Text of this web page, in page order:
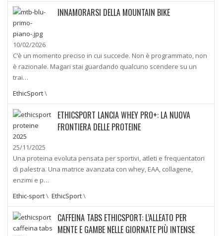
INNAMORARSI DELLA MOUNTAIN BIKE
10/02/2026
C’è un momento preciso in cui succede. Non è programmato, non
è razionale. Magari stai guardando qualcuno scendere su un
trai…
EthicSport\
ETHICSPORT LANCIA WHEY PRO+: LA NUOVA
FRONTIERA DELLE PROTEINE
25/11/2025
Una proteina evoluta pensata per sportivi, atleti e frequentatori
di palestra. Una matrice avanzata con whey, EAA, collagene,
enzimi e p…
Ethic-sport\ EthicSport\
CAFFEINA TABS ETHICSPORT: L’ALLEATO PER
MENTE E GAMBE NELLE GIORNATE PIÙ INTENSE